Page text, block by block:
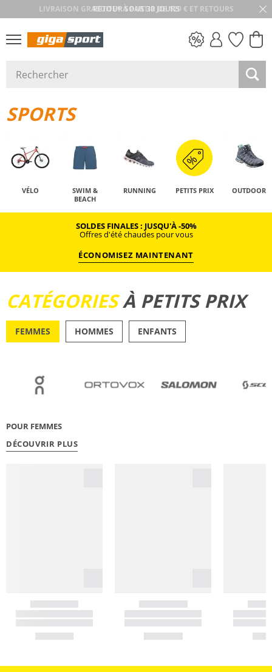
RETOUR SOUS 30 JOURS
SPORTS
VÉLO
SWIM &
BEACH
RUNNING PETITS PRIX OUTDOOR
SOLDES FINALES : JUSQU'À -50%
Offres d'été chaudes pour vous
ÉCONOMISEZ MAINTENANT
CATÉGORIESÀ PETITS PRIX
FEMMES HOMMES ENFANTS
POUR FEMMES
DÉCOUVRIR PLUS